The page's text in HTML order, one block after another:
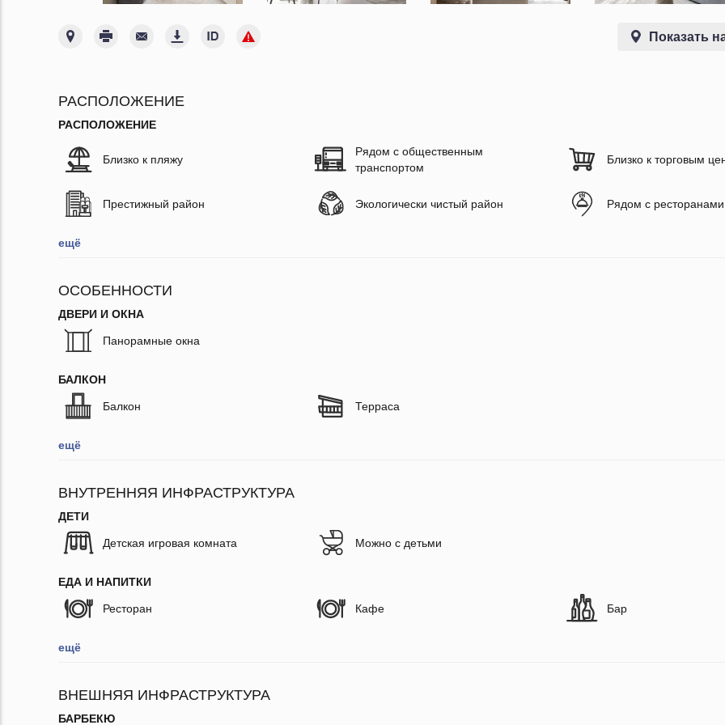
Показать
РАСПОЛОЖЕНИЕ
РАСПОЛОЖЕНИЕ
Близко к пляжу
Рядом с общественным
транспортом
Близко к торговым
Престижный район Экологически чистый район Рядом с ресторанами
ещё
ОСОБЕННОСТИ
ДВЕРИ И ОКНА
Панорамные окна
БАЛКОН
Балкон Терраса
ещё
ВНУТРЕННЯЯ ИНФРАСТРУКТУРА
ДЕТИ
Детская игровая комната Можно с детьми
ЕДА И НАПИТКИ
Ресторан Кафе Бар
ещё
ВНЕШНЯЯ ИНФРАСТРУКТУРА
БАРБЕКЮ